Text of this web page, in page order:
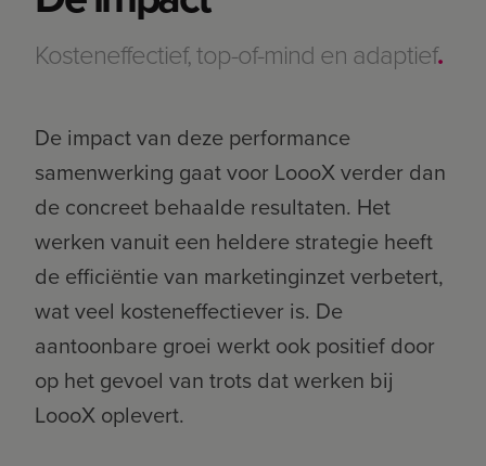
Kosteneffectief, top-of-mind en adaptief.
De impact van deze performance
samenwerking gaat voor LoooX verder dan
de concreet behaalde resultaten. Het
werken vanuit een heldere strategie heeft
de efficiëntie van marketinginzet verbetert,
wat veel kosteneffectiever is. De
aantoonbare groei werkt ook positief door
op het gevoel van trots dat werken bij
LoooX oplevert.